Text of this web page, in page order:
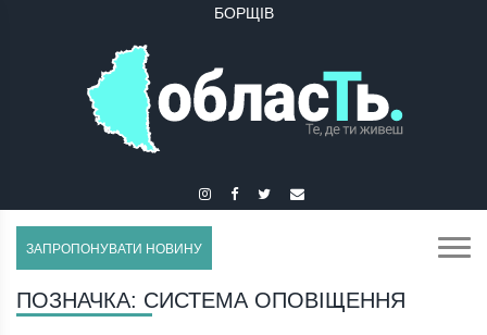
БОРЩІВ
ЗАПРОПОНУВАТИ НОВИНУ
ПОЗНАЧКА: СИСТЕМА ОПОВІЩЕННЯ